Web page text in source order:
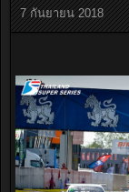
7 กันยายน 2018